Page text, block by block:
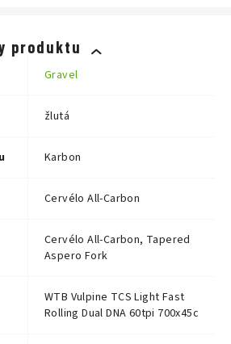
produktu
Gravel
žlutá
Karbon
Cervélo All-Carbon
Cervélo All-Carbon, Tapered
Aspero Fork
WTB Vulpine TCS Light Fast
Rolling Dual DNA 60tpi 700x45c